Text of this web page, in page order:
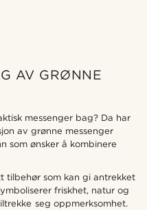
AV GRØNNE
messenger bag? Da har
av grønne messenger
som ønsker å kombinere
tilbehør som kan gi antrekket
friskhet, natur og
seg oppmerksomhet.